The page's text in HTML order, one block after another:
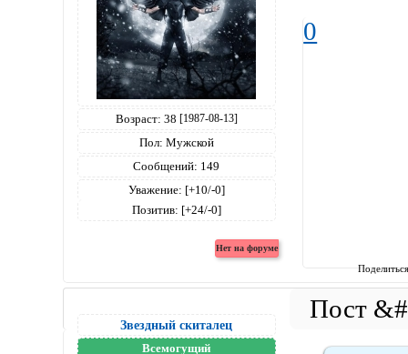
Возраст: 38 [1987-08-13]
Пол: Мужской
Сообщений: 149
Уважение: [+10/-0]
Позитив: [+24/-0]
0
Звездный скиталец
Всемогущий